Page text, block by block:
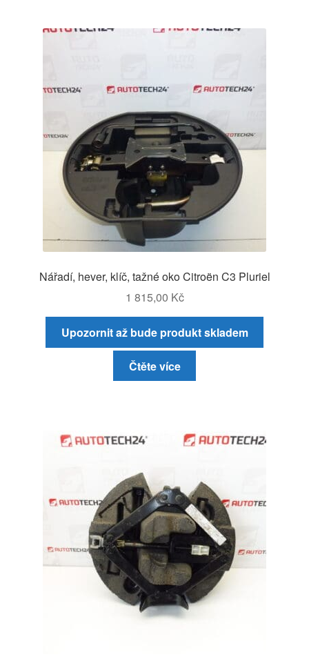
Nářadí, hever, klíč, tažné oko Citroën C3 Pluriel
1 815,00 Kč
Upozornit až bude produkt skladem
Čtěte více